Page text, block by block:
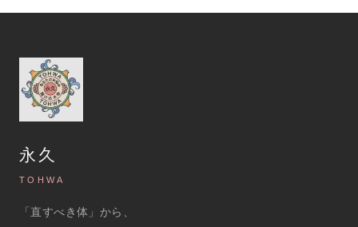
永久
TOHWA
「直すべき体」から、